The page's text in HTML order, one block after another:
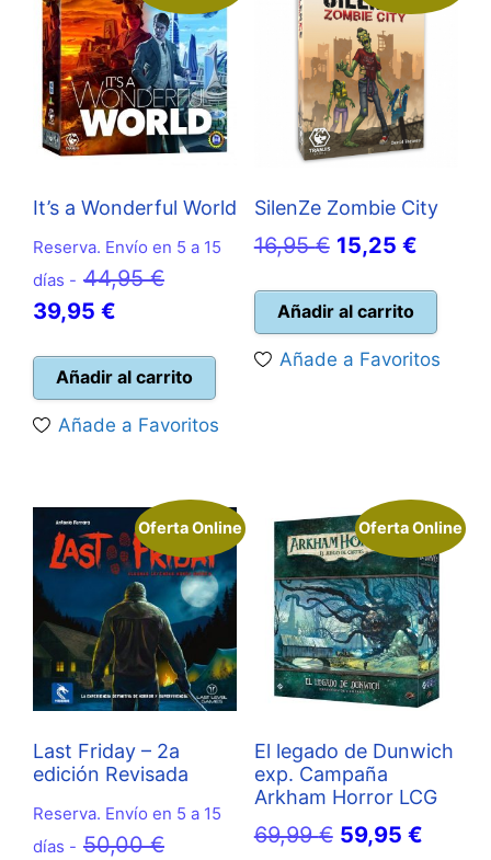
It’s a Wonderful World
Reserva. Envío en 5 a 15
días - 44,95€El
era:
44,95 €.
39,95 €
actual
es:
39,95 €.
Añadir al carrito
Añade a Favoritos
SilenZe Zombie City
16,95€ El
original
era:
16,95 €.
15,25 €El
es:
15,25
Añadir al carrito
Añade a Favoritos
Oferta Online
Last Friday – 2a
edición Revisada
Reserva. Envío en 5 a 15
días - 50,00€El
Oferta Online
El legado de Dunwich
exp. Campaña
Arkham Horror LCG
69,99€ El
59,95 €El